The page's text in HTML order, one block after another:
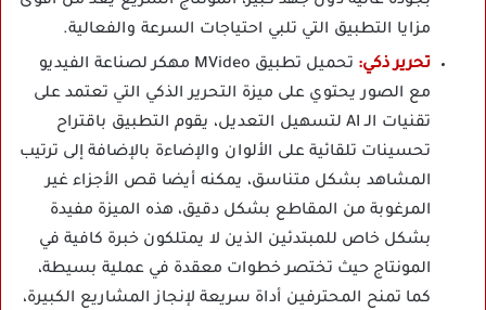
مزايا التطبيق التي تلبي احتياجات السرعة والفعالية.
تحرير ذكي:
تحميل تطبيق MVideo مهكر لصناعة الفيديو
مع الصور يحتوي على ميزة التحرير الذكي التي تعتمد على
تقنيات الـ AI لتسهيل التعديل، يقوم التطبيق باقتراح
تحسينات تلقائية على الألوان والإضاءة بالإضافة إلى ترتيب
المشاهد بشكل متناسق، يمكنه أيضا قص الأجزاء غير
المرغوبة من المقاطع بشكل دقيق، هذه الميزة مفيدة
بشكل خاص للمبتدئين الذين لا يمتلكون خبرة كافية في
المونتاج حيث تختصر خطوات معقدة في عملية بسيطة،
كما تمنح المحترفين أداة سريعة لإنجاز المشاريع الكبيرة،